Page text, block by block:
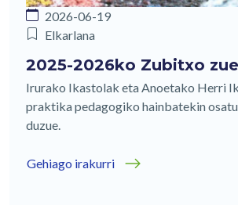
2026-06-19
Elkarlana
2025-2026ko Zubitxo
Irurako Ikastolak eta Anoetako Herri
praktika pedagogiko hainbatekin
duzue.
Gehiago irakurri